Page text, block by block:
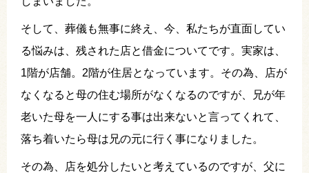
そして、葬儀も無事に終え、今、私たちが直面してい
る悩みは、残された店と借金についてです。実家は、
1階が店舗。2階が住居となっています。その為、店が
なくなると母の住む場所がなくなるのですが、兄が年
老いた母を一人にする事は出来ないと言ってくれて、
落ち着いたら母は兄の元に行く事になりました。
その為、店を処分したいと考えているのですが、父に